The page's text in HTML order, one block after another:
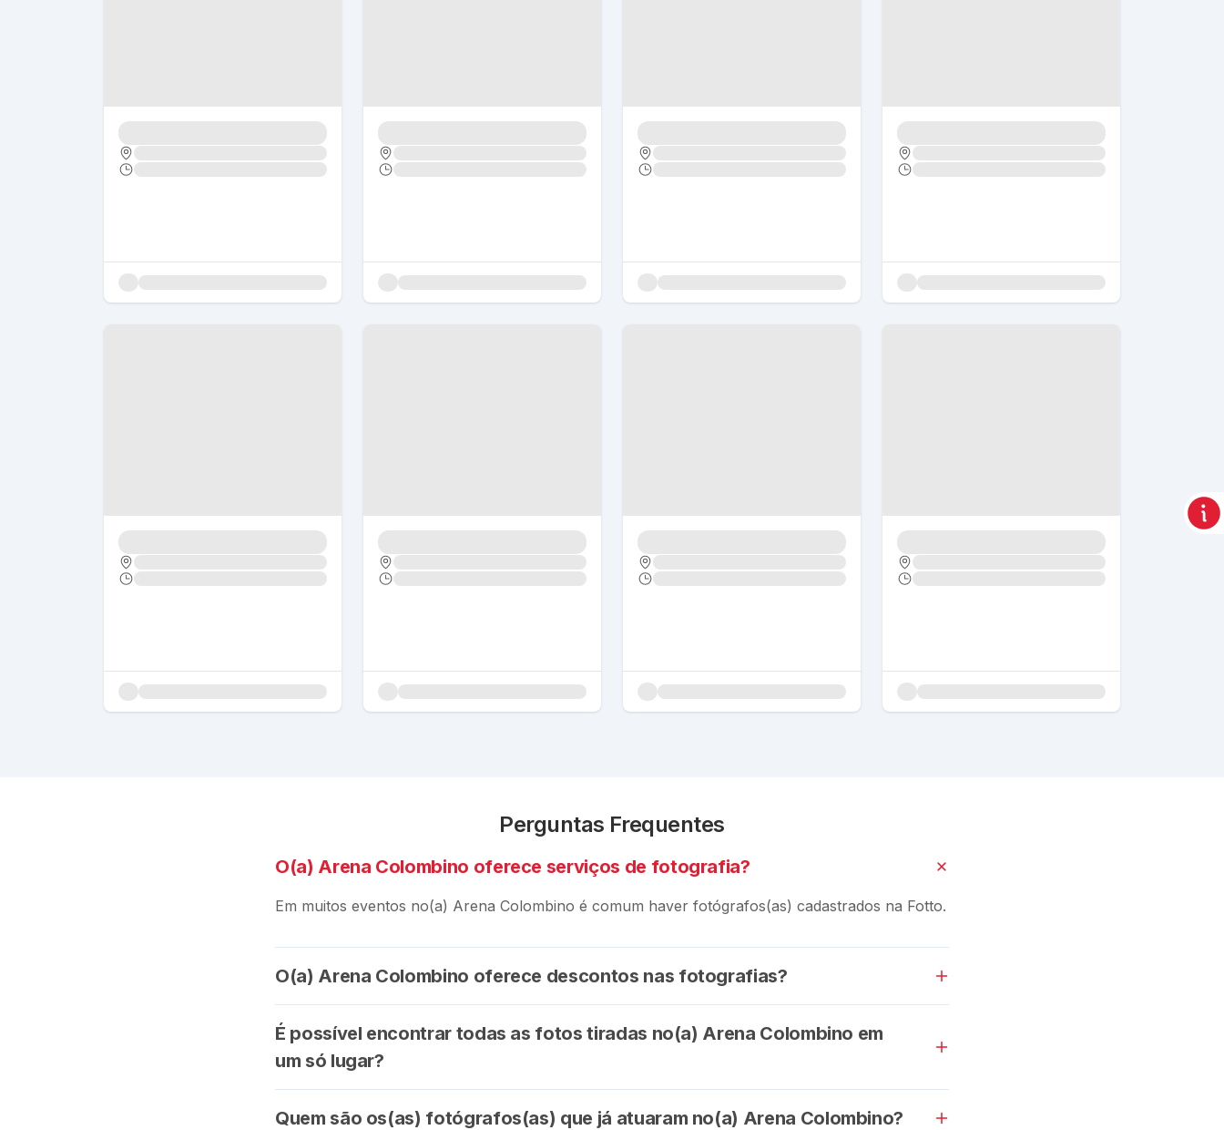
Perguntas Frequentes
O(a) Arena Colombino oferece serviços de fotografia?
Em muitos eventos no(a) Arena Colombino é comum haver fotógrafos(as) cadastrados na Fotto.
O(a) Arena Colombino oferece descontos nas fotografias?
É possível encontrar todas as fotos tiradas no(a) Arena Colombino em
um só lugar?
Quem são os(as) fotógrafos(as) que já atuaram no(a) Arena Colombino?